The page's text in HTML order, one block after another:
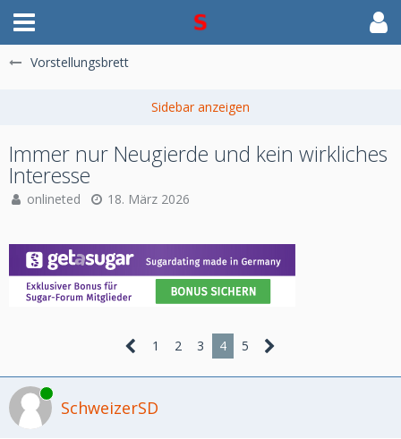
Vorstellungsbrett
Immer nur Neugierde und kein wirkliches
Interesse
onlineted 18. März 2026
1 2 3 4 5
Online
SchweizerSD